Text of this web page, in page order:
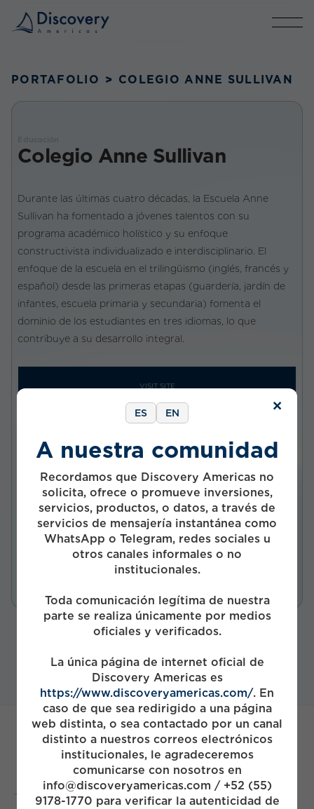
×
ES EN
A nuestra comunidad
Recordamos que Discovery Americas no
solicita, ofrece o promueve inversiones,
servicios, productos, o datos, a través de
servicios de mensajería instantánea como
WhatsApp o Telegram, redes sociales u
otros canales informales o no
institucionales.
Toda comunicación legítima de nuestra
parte se realiza únicamente por medios
oficiales y verificados.
La única página de internet oficial de
Discovery Americas es
https://www.discoveryamericas.com/. En
caso de que sea redirigido a una página
web distinta, o sea contactado por un canal
distinto a nuestros correos electrónicos
institucionales, le agradeceremos
comunicarse con nosotros en
info@discoveryamericas.com / +52 (55)
9178-1770 para verificar la autenticidad de
PORTAFOLIO > COLEGIO ANNE SULLIVAN
Colegio Anne Sullivan
Durante las últimas cuatro décadas, la Escuela Anne
Sullivan ha fomentado a jóvenes talentos con su
programa académico holístico y su enfoque
constructivista individualizado e interdisciplinario. El
enfoque de la escuela en el trilingüismo (inglés, francés y
español) desde las primeras etapas (guardería, jardín de
infantes, escuela primaria y secundaria) fomenta el
dominio de los estudiantes en tres idiomas, lo que
contribuye a su desarrollo integral.
VISIT SITE
Company status
Investment status
Activo
Start Year
2019